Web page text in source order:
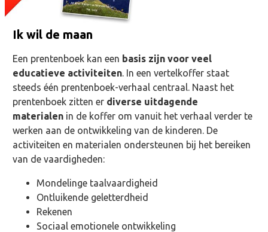
Ik wil de maan
Een prentenboek kan een basis zijn voor veel
educatieve activiteiten. In een vertelkoffer staat
steeds één prentenboek-verhaal centraal. Naast het
prentenboek zitten er diverse uitdagende
materialenin de koffer om vanuit het verhaal verder te
werken aan de ontwikkeling van de kinderen. De
activiteiten en materialen ondersteunen bij het bereiken
van de vaardigheden:
Mondelinge taalvaardigheid
Ontluikende geletterdheid
Rekenen
Sociaal emotionele ontwikkeling